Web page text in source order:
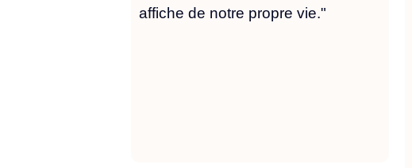
affiche de notre propre vie."